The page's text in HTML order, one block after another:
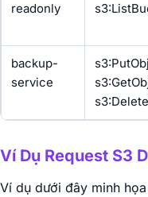
readonly
backup-
service
Ví Dụ Request S3
Ví dụ dưới đây minh